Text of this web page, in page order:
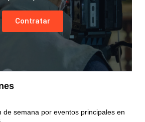
Contratar
de semana por eventos principales en